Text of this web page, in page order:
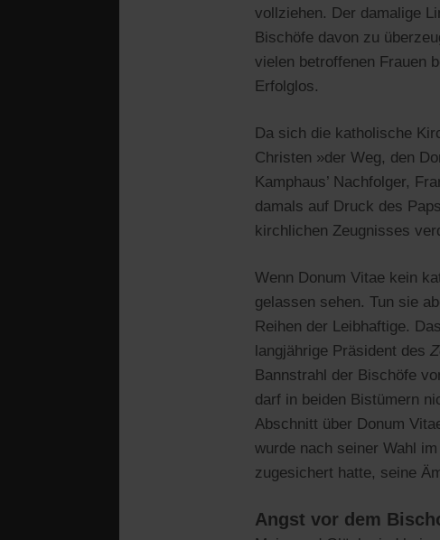
vollziehen. Der damalige
Bischöfe davon zu
vielen betroffenen Frauen
Erfolglos.
Da sich die katholische
Christen »der Weg, den
Kamphaus’ Nachfolger,
damals auf Druck des
kirchlichen Zeugnisses
Wenn Donum Vitae kein
gelassen sehen. Tun sie
Reihen der Leibhaftige.
langjährige Präsident des
Bannstrahl der Bischöfe
darf in beiden Bistümern
Abschnitt über Donum
wurde nach seiner Wahl
zugesichert hatte, seine
Angst vor dem